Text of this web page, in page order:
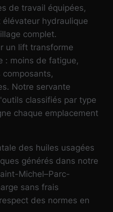
de travail équipées,
hydraulique
complet.
un lift transforme
: moins de fatigue,
Notre servante
classifiés par type
chaque emplacement
des huiles usagées
générés dans notre
Michel–Parc-
sans frais
des normes en